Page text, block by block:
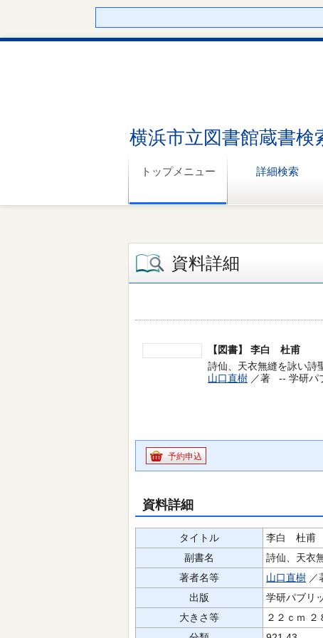
横浜市立図書館蔵書検
トップメニュー 詳細検索
資料詳細
【図書】
李白 杜甫
詩仙、天衣無縫を詠い詩
山口直樹 ／著 -- 学研パ
予約申込
資料詳細
タイトル
李白 杜甫
副書名
詩仙、天衣
著者名等
山口直樹 ／
出版
学研パブリ
大きさ等
２２ｃｍ ２